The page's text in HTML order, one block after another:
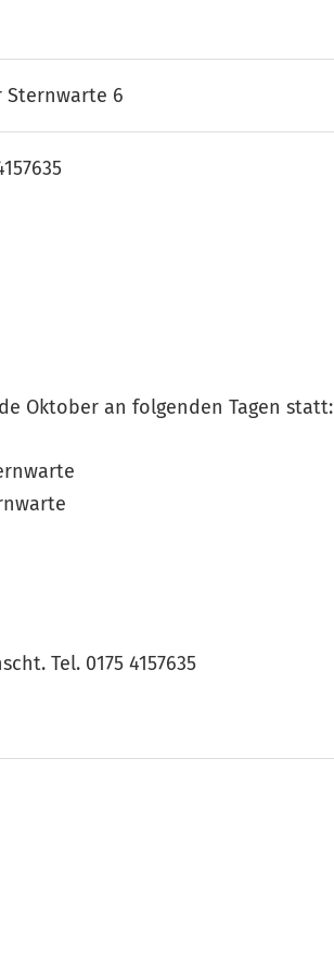
Sternwarte 6
Oktober an folgenden Tagen statt:
Tel. 0175 4157635